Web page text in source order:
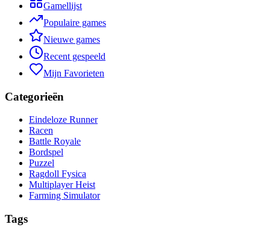
Gamellijst
Populaire games
Nieuwe games
Recent gespeeld
Mijn Favorieten
Categorieën
Eindeloze Runner
Racen
Battle Royale
Bordspel
Puzzel
Ragdoll Fysica
Multiplayer Heist
Farming Simulator
Tags